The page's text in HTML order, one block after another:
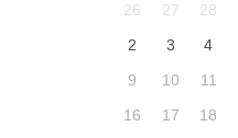
26 27 28
2
3 4
9
10 11
16
17 18